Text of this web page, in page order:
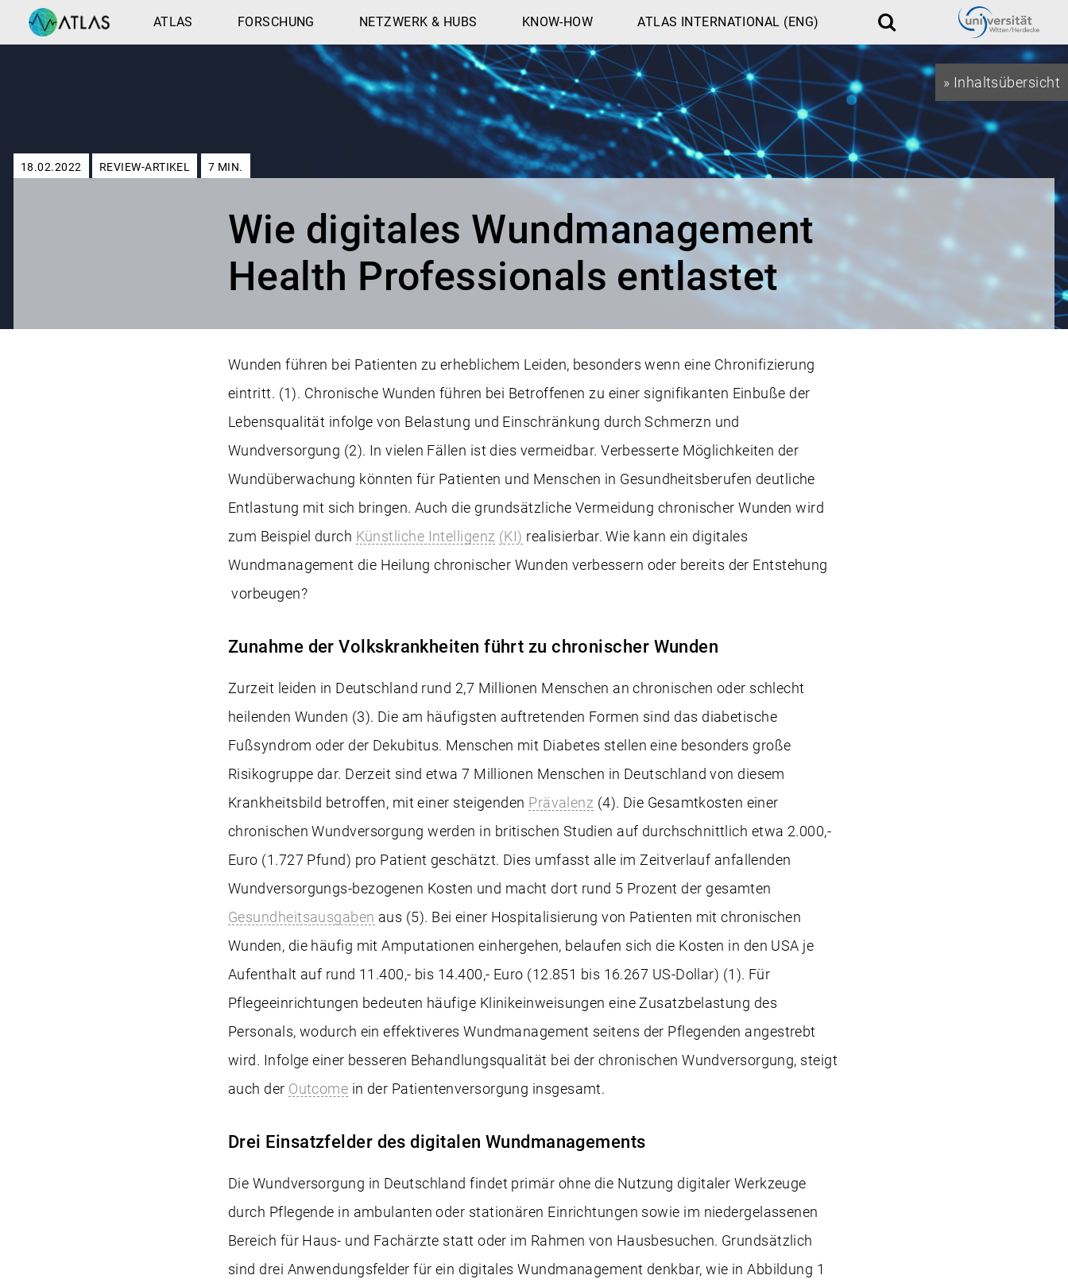
» Inhaltsübersicht
ATLAS FORSCHUNG NETZWERK & HUBS KNOW-HOW ATLAS INTERNATIONAL (ENG)
Suche
18.02.2022 REVIEW-ARTIKEL 7 MIN.
Wie digitales Wundmanagement
Health Professionals entlastet
Wunden führen bei Patienten zu erheblichem Leiden, besonders wenn eine Chronifizierung
eintritt. (1). Chronische Wunden führen bei Betroffenen zu einer signifikanten Einbuße der
Lebensqualität infolge von Belastung und Einschränkung durch Schmerzn und
Wundversorgung (2). In vielen Fällen ist dies vermeidbar. Verbesserte Möglichkeiten der
Wundüberwachung könnten für Patienten und Menschen in Gesundheitsberufen deutliche
Entlastung mit sich bringen. Auch die grundsätzliche Vermeidung chronischer Wunden wird
zum Beispiel durch Künstliche Intelligenz (KI) realisierbar. Wie kann ein digitales
Wundmanagement die Heilung chronischer Wunden verbessern oder bereits der Entstehung
vorbeugen?
Zunahme der Volkskrankheiten führt zu chronischer Wunden
Zurzeit leiden in Deutschland rund 2,7 Millionen Menschen an chronischen oder schlecht
heilenden Wunden (3). Die am häufigsten auftretenden Formen sind das diabetische
Fußsyndrom oder der Dekubitus. Menschen mit Diabetes stellen eine besonders große
Risikogruppe dar. Derzeit sind etwa 7 Millionen Menschen in Deutschland von diesem
Krankheitsbild betroffen, mit einer steigenden Prävalenz (4). Die Gesamtkosten einer
chronischen Wundversorgung werden in britischen Studien auf durchschnittlich etwa 2.000,-
Euro (1.727 Pfund) pro Patient geschätzt. Dies umfasst alle im Zeitverlauf anfallenden
Wundversorgungs-bezogenen Kosten und macht dort rund 5 Prozent der gesamten
Gesundheitsausgaben aus (5). Bei einer Hospitalisierung von Patienten mit chronischen
Wunden, die häufig mit Amputationen einhergehen, belaufen sich die Kosten in den USA je
Aufenthalt auf rund 11.400,- bis 14.400,- Euro (12.851 bis 16.267 US-Dollar) (1). Für
Pflegeeinrichtungen bedeuten häufige Klinikeinweisungen eine Zusatzbelastung des
Personals, wodurch ein effektiveres Wundmanagement seitens der Pflegenden angestrebt
wird. Infolge einer besseren Behandlungsqualität bei der chronischen Wundversorgung, steigt
auch der Outcome in der Patientenversorgung insgesamt.
Drei Einsatzfelder des digitalen Wundmanagements
Die Wundversorgung in Deutschland findet primär ohne die Nutzung digitaler Werkzeuge
durch Pflegende in ambulanten oder stationären Einrichtungen sowie im niedergelassenen
Bereich für Haus- und Fachärzte statt oder im Rahmen von Hausbesuchen. Grundsätzlich
sind drei Anwendungsfelder für ein digitales Wundmanagement denkbar, wie in Abbildung 1